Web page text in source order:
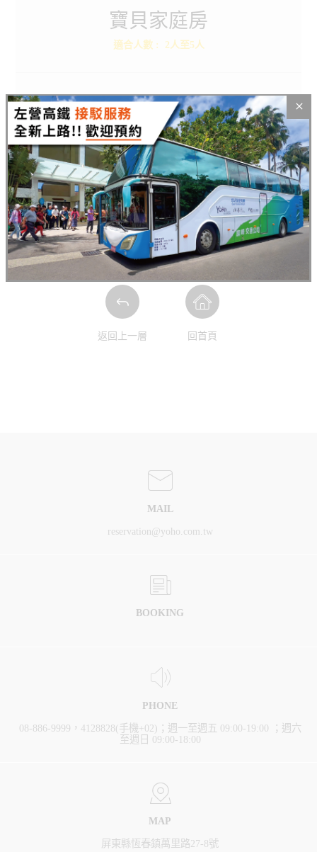
寶貝家庭房
適合人數: 2人至5人
盡情玩耍，安心入睡，讓房間不只是休息的地方，寶貝
家庭房結合床與木地板，將樂趣延伸無極限！
Baby Family
快來探索更多悠活的小秘密
返回上一層 回首頁
MAIL
reservation@yoho.com.tw
BOOKING
PHONE
08-886-9999，4128828(手機+02)；週一至週五 09:00-19:00 ；週六
至週日 09:00-18:00
MAP
屏東縣恆春鎮萬里路27-8號